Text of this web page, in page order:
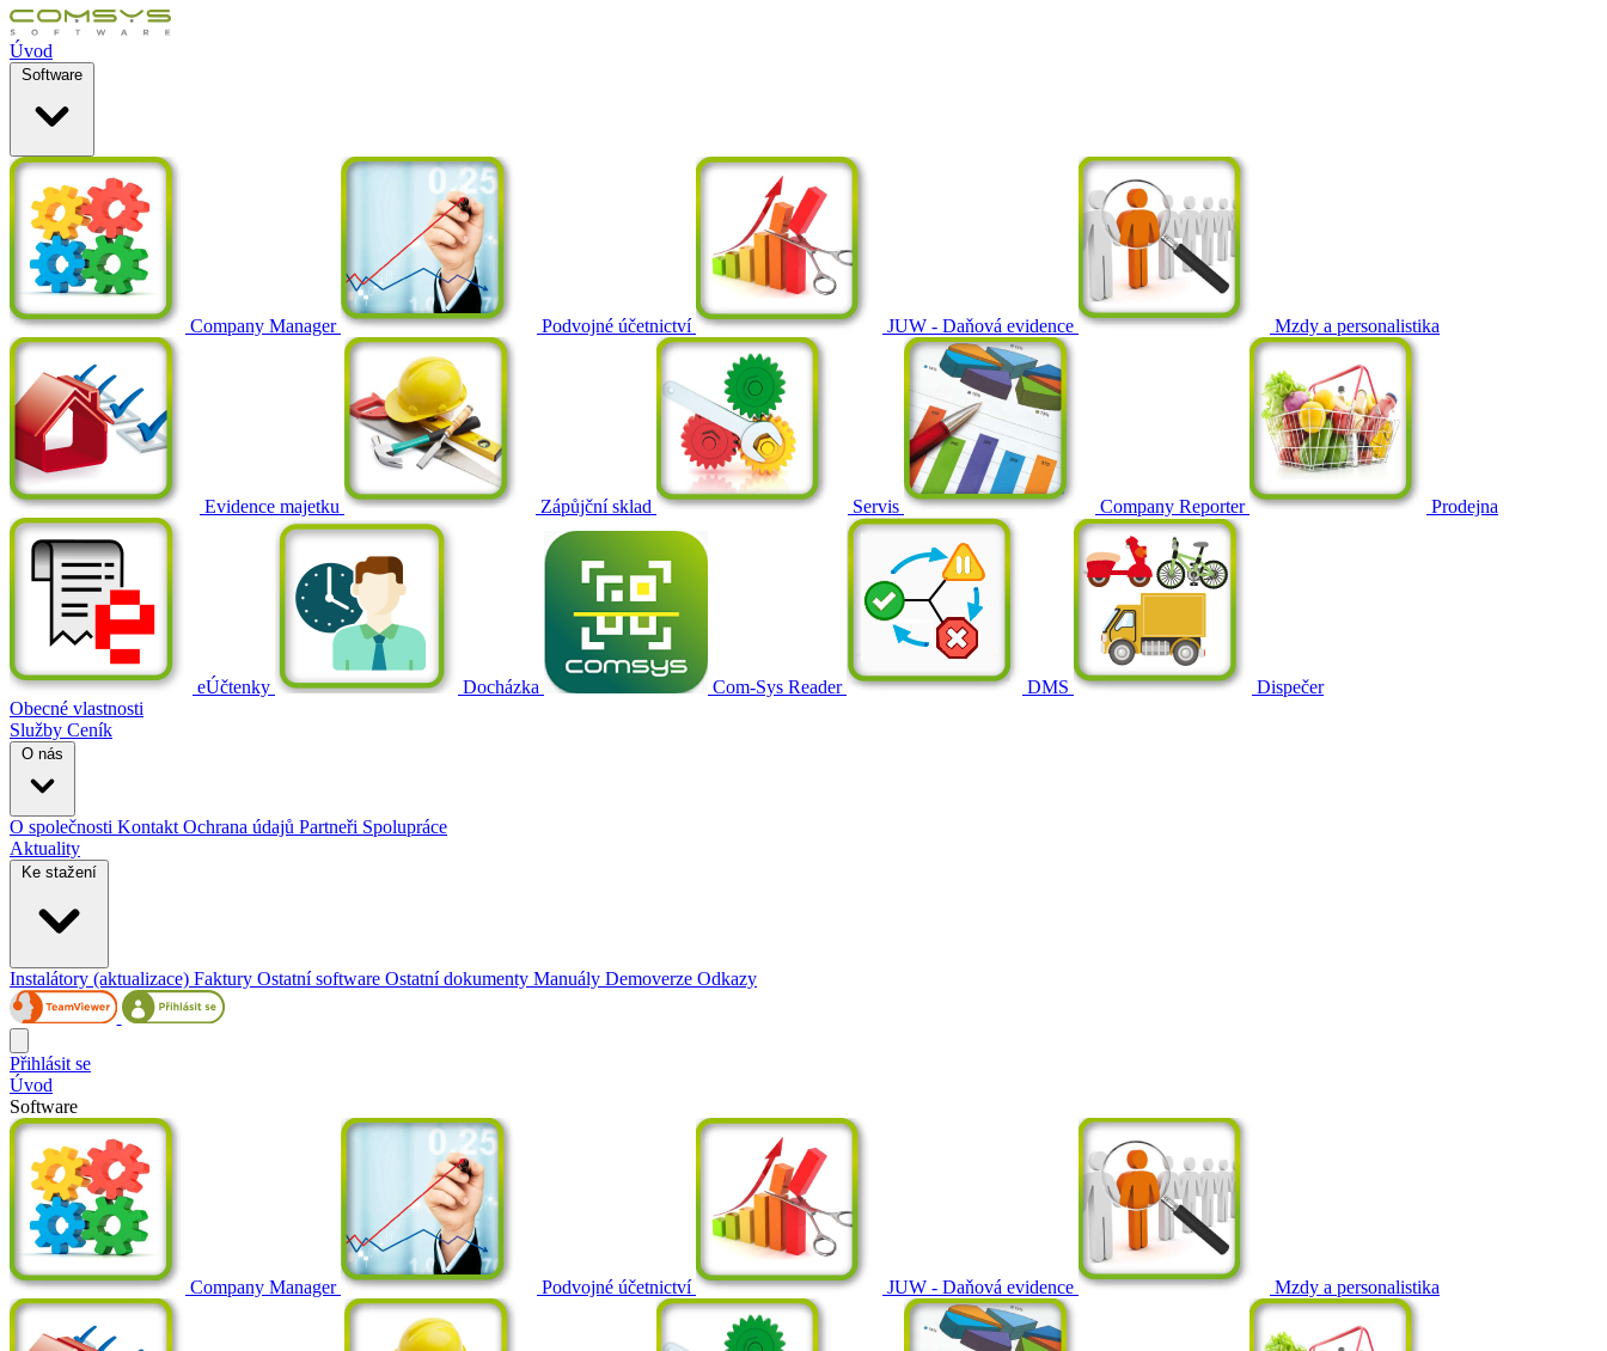
Úvod
Software
Company Manager Podvojné účetnictví JUW - Daňová evidence Mzdy a personalistika
Evidence majetku Zápůjční sklad Servis Company Reporter Prodejna
eÚčtenky Docházka Com-Sys Reader DMS
Dispečer
Obecné vlastnosti
Služby Ceník
O nás
O společnosti Kontakt Ochrana údajů Partneři Spolupráce
Aktuality
Ke stažení
Instalátory (aktualizace) Faktury Ostatní software Ostatní dokumenty Manuály Demoverze Odkazy
Přihlásit se
Úvod
Software
Company Manager Podvojné účetnictví JUW - Daňová evidence Mzdy a personalistika